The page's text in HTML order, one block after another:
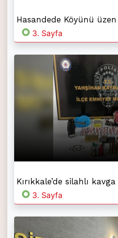
Hasandede Köyünü
3. Sayfa
Kırıkkale’de silahlı
3. Sayfa